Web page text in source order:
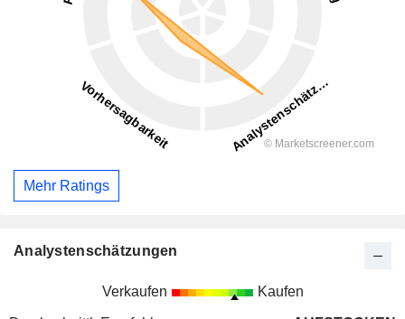
Mehr Ratings
Analystenschätzungen
Verkaufen Kaufen